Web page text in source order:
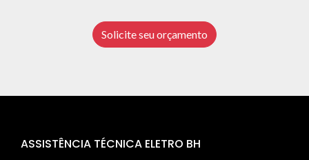
Solicite seu orçamento
ASSISTÊNCIA TÉCNICA ELETRO BH